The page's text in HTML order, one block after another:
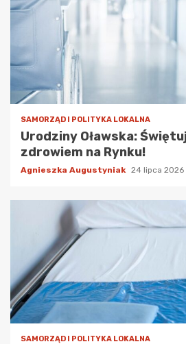
SAMORZĄD I POLITYKA LOKALNA
Urodziny Oławska:
zdrowiem na Rynku!
Agnieszka Augustyniak 24 lipca 2026
SAMORZĄD I POLITYKA LOKALNA